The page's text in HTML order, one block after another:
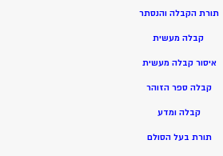
תורת הקבלה והנסתר
קבלה מעשית
איסור קבלה מעשית
קבלה ספר הזוהר
קבלה ומדע
תורת בעל הסולם